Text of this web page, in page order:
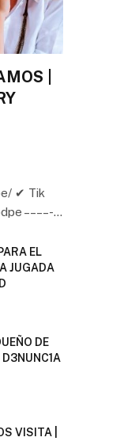
|
✔ Tik
– – – – -…
EL
JUGADA
DE
VISITA |